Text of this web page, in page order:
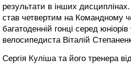
результати в інших
став четвертим на Командному
багатоденній гонці серед
велосипедиста Віталій
Сергія Куліша та його тренера